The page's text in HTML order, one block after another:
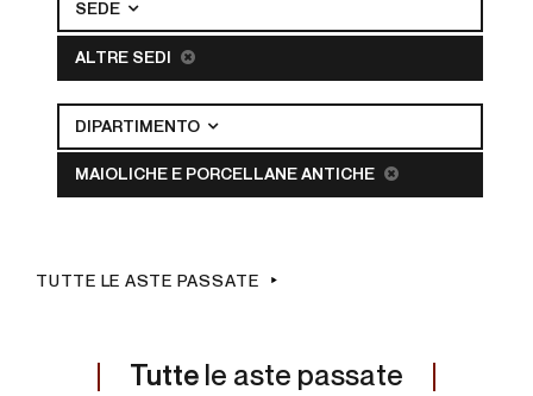
SEDE
ALTRE SEDI
DIPARTIMENTO
MAIOLICHE E PORCELLANE ANTICHE
TUTTE LE ASTE PASSATE
Tutte le aste passate